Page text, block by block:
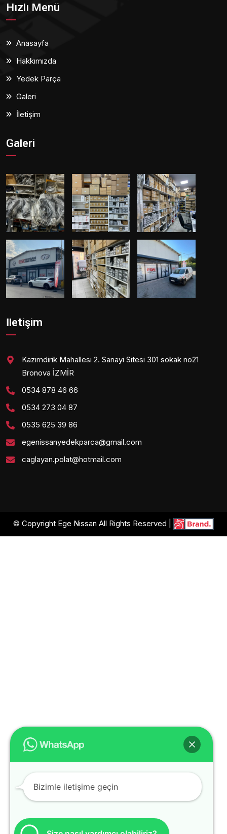
Hızlı Menü
Anasayfa
Hakkımızda
Yedek Parça
Galeri
İletişim
Galeri
İletişim
Kazımdirik Mahallesi 2. Sanayi Sitesi 301 sokak no21
Bronova İZMİR
0534 878 46 66
0534 273 04 87
0535 625 39 86
egenissanyedekparca@gmail.com
caglayan.polat@hotmail.com
© Copyright Ege Nissan All Rights Reserved |
Bizimle iletişime geçin